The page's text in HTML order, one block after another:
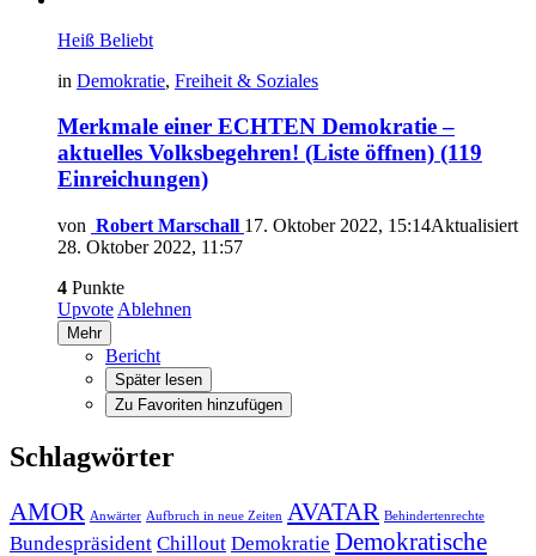
Heiß Beliebt
in Demokratie, Freiheit & Soziales
Merkmale einer ECHTEN Demokratie –
aktuelles Volksbegehren! (Liste öffnen) (119
Einreichungen)
von Robert Marschall 17. Oktober 2022, 15:14Aktualisiert
28. Oktober 2022, 11:57
4 Punkte
Upvote Ablehnen
Mehr
Bericht
Später lesen
Zu Favoriten hinzufügen
Schlagwörter
AMOR Anwärter Aufbruch in neue Zeiten AVATAR Behindertenrechte
Bundespräsident Chillout Demokratie Demokratische